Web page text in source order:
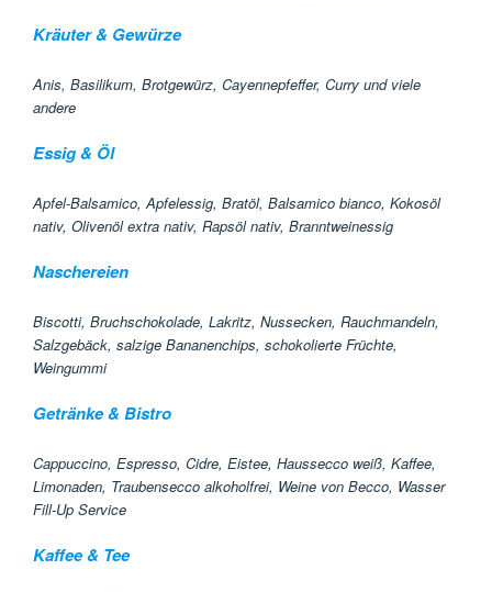
Kräuter & Gewürze
Anis, Basilikum, Brotgewürz, Cayennepfeffer, Curry und viele
andere
Essig & Öl
Apfel-Balsamico, Apfelessig, Bratöl, Balsamico bianco, Kokosöl
nativ, Olivenöl extra nativ, Rapsöl nativ, Branntweinessig
Naschereien
Biscotti, Bruchschokolade, Lakritz, Nussecken, Rauchmandeln,
Salzgebäck, salzige Bananenchips, schokolierte Früchte,
Weingummi
Getränke & Bistro
Cappuccino, Espresso, Cidre, Eistee, Haussecco weiß, Kaffee,
Limonaden, Traubensecco alkoholfrei, Weine von Becco, Wasser
Fill-Up Service
Kaffee & Tee